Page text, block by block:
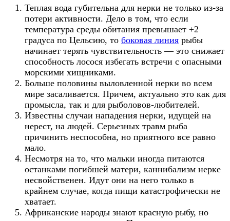
Теплая вода губительна для нерки не только из-за
потери активности. Дело в том, что если
температура среды обитания превышает +2
градуса по Цельсию, то боковая линия рыбы
начинает терять чувствительность — это снижает
способность лосося избегать встречи с опасными
морскими хищниками.
Больше половины выловленной нерки во всем
мире засаливается. Причем, актуально это как для
промысла, так и для рыболовов-любителей.
Известны случаи нападения нерки, идущей на
нерест, на людей. Серьезных травм рыба
причинить неспособна, но приятного все равно
мало.
Несмотря на то, что мальки иногда питаются
останками погибшей матери, каннибализм нерке
несвойственен. Идут они на него только в
крайнем случае, когда пищи катастрофически не
хватает.
Африканские народы знают красную рыбу, но